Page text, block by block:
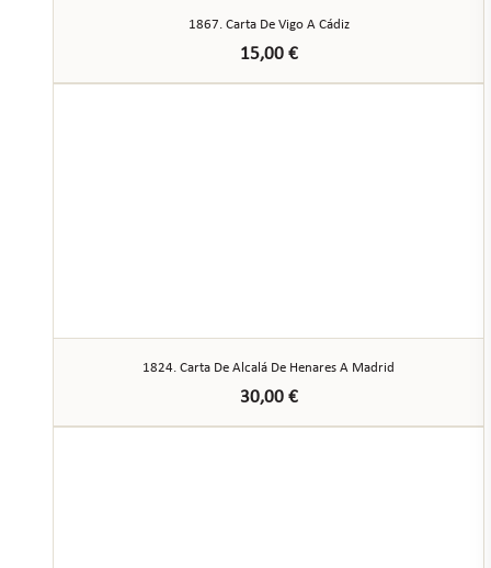
1867. Carta De Vigo A Cádiz
15,00 €
1824. Carta De Alcalá De Henares A Madrid
30,00 €